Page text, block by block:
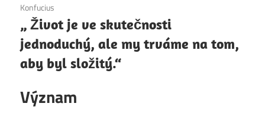
6. 12. 2020
Konfucius
„ Život je ve skutečnosti
jednoduchý, ale my trváme na tom,
aby byl složitý.“
Význam